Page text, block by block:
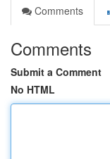
Comments
Comments
Submit a Comment
No HTML